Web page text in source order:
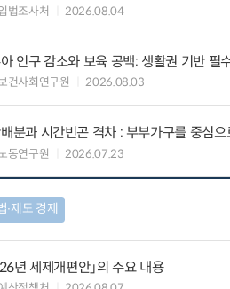
법조사처 2026.08.04
인구 감소와 보육 공백: 생활권 기반 필
건사회연구원 2026.08.03
분과 시간빈곤 격차 : 부부가구를 중심으
동연구원 2026.07.23
∙제도 경제
년 세제개편안」의 주요 내용